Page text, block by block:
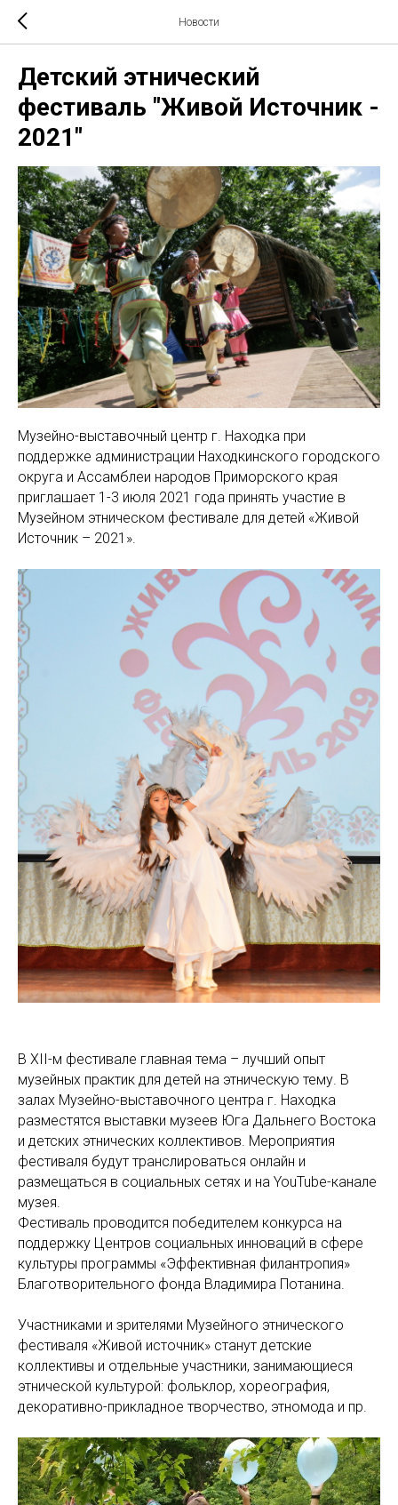
Новости
Детский этнический
фестиваль "Живой Источник -
2021"
Музейно-выставочный центр г. Находка при
поддержке администрации Находкинского городского
округа и Ассамблеи народов Приморского края
приглашает 1-3 июля 2021 года принять участие в
Музейном этническом фестивале для детей «Живой
Источник – 2021».
В XII-м фестивале главная тема – лучший опыт
музейных практик для детей на этническую тему. В
залах Музейно-выставочного центра г. Находка
разместятся выставки музеев Юга Дальнего Востока
и детских этнических коллективов. Мероприятия
фестиваля будут транслироваться онлайн и
размещаться в социальных сетях и на YouTube-канале
музея.
Фестиваль проводится победителем конкурса на
поддержку Центров социальных инноваций в сфере
культуры программы «Эффективная филантропия»
Благотворительного фонда Владимира Потанина.
Участниками и зрителями Музейного этнического
фестиваля «Живой источник» станут детские
коллективы и отдельные участники, занимающиеся
этнической культурой: фольклор, хореография,
декоративно-прикладное творчество, этномода и пр.